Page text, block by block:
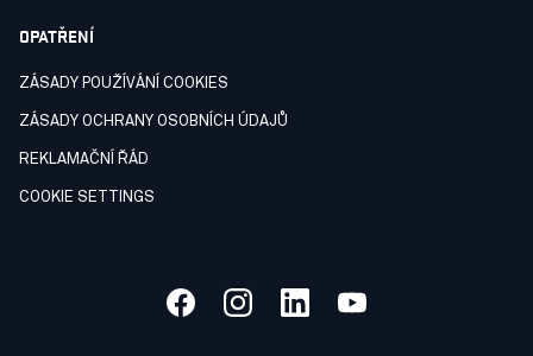
OPATŘENÍ
ZÁSADY POUŽÍVÁNÍ COOKIES
ZÁSADY OCHRANY OSOBNÍCH ÚDAJŮ
REKLAMAČNÍ ŘÁD
COOKIE SETTINGS